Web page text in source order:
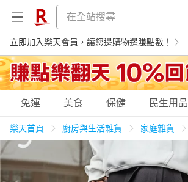
立即加入樂天會員，讓您邊購物邊賺點數！
購物網分類
天天免運 美食蛋糕 養生保健
免運 美食 保健 民生用品
樂天首頁 廚房與生活雜貨 家庭雜貨